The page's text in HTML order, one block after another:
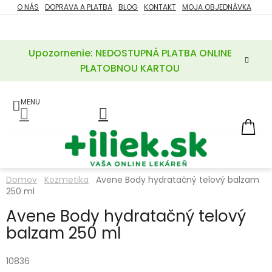
Prejsť
na
Upozornenie: NEDOSTUPNÁ PLATBA ONLINE
PLATOBNOU KARTOU
O NÁS DOPRAVA A PLATBA BLOG KONTAKT MOJA OBJEDNÁVKA
ZĽAVY
POTREBY
A
LIEKY
VITAMÍNY
MINERÁLY
Domov Kozmetika
Avene Body hydratačný telový balzam
250 ml
Avene Body hydratačný telový
balzam 250 ml
10836